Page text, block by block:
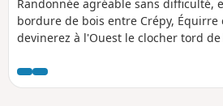
Randonnée agréable sans difficulté,
bordure de bois entre Crépy, Équirre
devinerez à l'Ouest le clocher tord